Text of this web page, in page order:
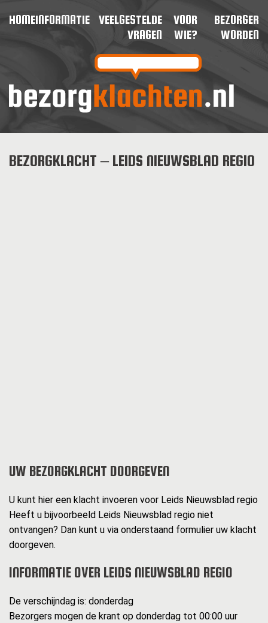
HOMEINFORMATIE
VEELGESTELDE
VRAGEN
VOOR
WIE?
BEZORGER
WORDEN
BEZORGKLACHT – LEIDS NIEUWSBLAD REGIO
UW BEZORGKLACHT DOORGEVEN
U kunt hier een klacht invoeren voor Leids Nieuwsblad regio
Heeft u bijvoorbeeld Leids Nieuwsblad regio niet
ontvangen? Dan kunt u via onderstaand formulier uw klacht
doorgeven.
INFORMATIE OVER LEIDS NIEUWSBLAD REGIO
De verschijndag is: donderdag
Bezorgers mogen de krant op donderdag tot 00:00 uur